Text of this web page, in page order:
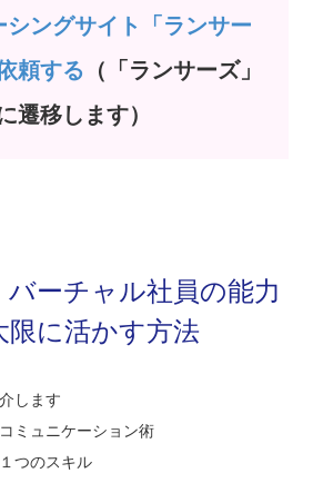
シングサイト「ランサー
頼する
（「ランサーズ」
遷移します）
バーチャル社員の能力
限に活かす方法
します
ミュニケーション術
つのスキル